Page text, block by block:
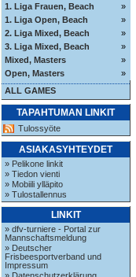
1. Liga Frauen, Beach
»
1. Liga Open, Beach
»
2. Liga Mixed, Beach
»
3. Liga Mixed, Beach
»
Mixed, Masters
»
Open, Masters
»
ALL GAMES
TAPAHTUMAN LINKIT
Tulossyöte
ASIAKASYHTEYDET
» Pelikone linkit
» Tiedon vienti
» Mobiili ylläpito
» Tulostallennus
LINKIT
» dfv-turniere - Portal zur
Mannschaftsmeldung
» Deutscher
Frisbeesportverband und
Impressum